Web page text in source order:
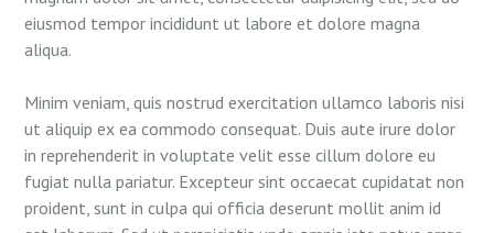
eiusmod tempor incididunt ut labore et dolore magna
aliqua.
Minim veniam, quis nostrud exercitation ullamco laboris nisi
ut aliquip ex ea commodo consequat. Duis aute irure dolor
in reprehenderit in voluptate velit esse cillum dolore eu
fugiat nulla pariatur. Excepteur sint occaecat cupidatat non
proident, sunt in culpa qui officia deserunt mollit anim id